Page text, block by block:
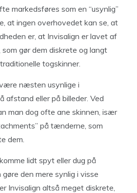
markedsføres som en “usynlig”
at ingen overhovedet kan se, at
er, at Invisalign er lavet af
gør dem diskrete og langt
togskinner.
næsten usynlige i
afstand eller på billeder. Ved
man dog ofte ane skinnen, især
på tænderne, som
dem.
lidt spyt eller dug på
den mere synlig i visse
Invisalign altså meget diskrete,